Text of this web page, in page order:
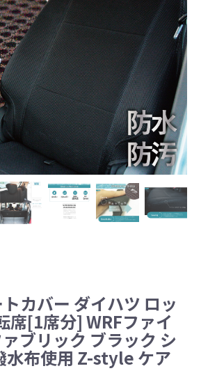
カバー ダイハツ ロッ
席[1席分] WRFファイ
ブリック ブラック シ
水布使用 Z-style ケア